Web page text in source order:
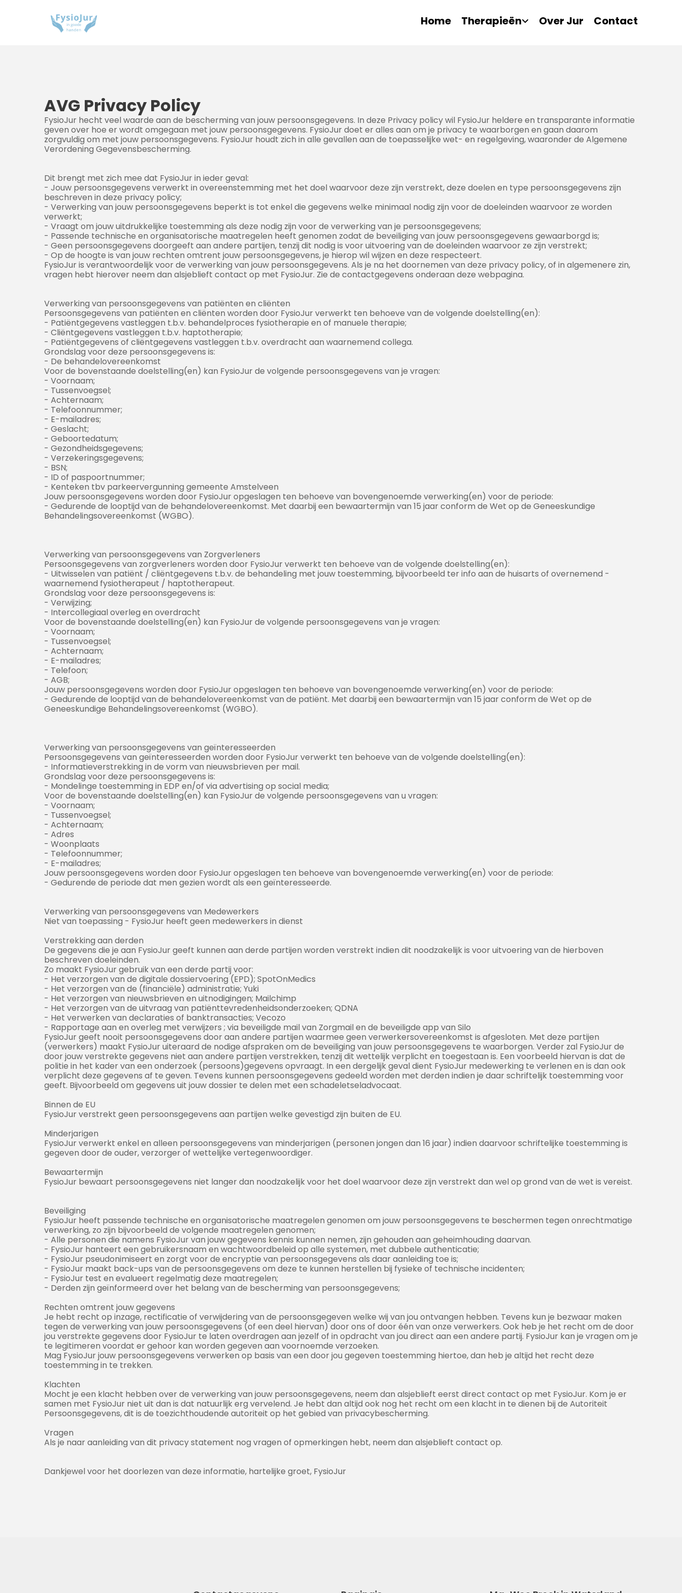
Home Therapieën Over Jur Contact
AVG Privacy Policy
FysioJur hecht veel waarde aan de bescherming van jouw persoonsgegevens. In deze Privacy policy wil FysioJur heldere en transparante informatie
geven over hoe er wordt omgegaan met jouw persoonsgegevens. FysioJur doet er alles aan om je privacy te waarborgen en gaan daarom
zorgvuldig om met jouw persoonsgegevens. FysioJur houdt zich in alle gevallen aan de toepasselijke wet- en regelgeving, waaronder de Algemene
Verordening Gegevensbescherming.
Dit brengt met zich mee dat FysioJur in ieder geval:
- Jouw persoonsgegevens verwerkt in overeenstemming met het doel waarvoor deze zijn verstrekt, deze doelen en type persoonsgegevens zijn
beschreven in deze privacy policy;
- Verwerking van jouw persoonsgegevens beperkt is tot enkel die gegevens welke minimaal nodig zijn voor de doeleinden waarvoor ze worden
verwerkt;
- Vraagt om jouw uitdrukkelijke toestemming als deze nodig zijn voor de verwerking van je persoonsgegevens;
- Passende technische en organisatorische maatregelen heeft genomen zodat de beveiliging van jouw persoonsgegevens gewaarborgd is;
- Geen persoonsgegevens doorgeeft aan andere partijen, tenzij dit nodig is voor uitvoering van de doeleinden waarvoor ze zijn verstrekt;
- Op de hoogte is van jouw rechten omtrent jouw persoonsgegevens, je hierop wil wijzen en deze respecteert.
FysioJur is verantwoordelijk voor de verwerking van jouw persoonsgegevens. Als je na het doornemen van deze privacy policy, of in algemenere zin,
vragen hebt hierover neem dan alsjeblieft contact op met FysioJur. Zie de contactgegevens onderaan deze webpagina.
Verwerking van persoonsgegevens van patiënten en cliënten
Persoonsgegevens van patiënten en cliënten worden door FysioJur verwerkt ten behoeve van de volgende doelstelling(en):
- Patiëntgegevens vastleggen t.b.v. behandelproces fysiotherapie en of manuele therapie;
- Cliëntgegevens vastleggen t.b.v. haptotherapie;
- Patiëntgegevens of cliëntgegevens vastleggen t.b.v. overdracht aan waarnemend collega.
Grondslag voor deze persoonsgegevens is:
- De behandelovereenkomst
Voor de bovenstaande doelstelling(en) kan FysioJur de volgende persoonsgegevens van je vragen:
- Voornaam;
- Tussenvoegsel;
- Achternaam;
- Telefoonnummer;
- E-mailadres;
- Geslacht;
- Geboortedatum;
- Gezondheidsgegevens;
- Verzekeringsgegevens;
- BSN;
- ID of paspoortnummer;
- Kenteken tbv parkeervergunning gemeente Amstelveen
Jouw persoonsgegevens worden door FysioJur opgeslagen ten behoeve van bovengenoemde verwerking(en) voor de periode:
- Gedurende de looptijd van de behandelovereenkomst. Met daarbij een bewaartermijn van 15 jaar conform de Wet op de Geneeskundige
Behandelingsovereenkomst (WGBO).
Verwerking van persoonsgegevens van Zorgverleners
Persoonsgegevens van zorgverleners worden door FysioJur verwerkt ten behoeve van de volgende doelstelling(en):
- Uitwisselen van patiënt / cliëntgegevens t.b.v. de behandeling met jouw toestemming, bijvoorbeeld ter info aan de huisarts of overnemend -
waarnemend fysiotherapeut / haptotherapeut.
Grondslag voor deze persoonsgegevens is:
- Verwijzing;
- Intercollegiaal overleg en overdracht
Voor de bovenstaande doelstelling(en) kan FysioJur de volgende persoonsgegevens van je vragen:
- Voornaam;
- Tussenvoegsel;
- Achternaam;
- E-mailadres;
- Telefoon;
- AGB;
Jouw persoonsgegevens worden door FysioJur opgeslagen ten behoeve van bovengenoemde verwerking(en) voor de periode:
- Gedurende de looptijd van de behandelovereenkomst van de patiënt. Met daarbij een bewaartermijn van 15 jaar conform de Wet op de
Geneeskundige Behandelingsovereenkomst (WGBO).
Verwerking van persoonsgegevens van geïnteresseerden
Persoonsgegevens van geïnteresseerden worden door FysioJur verwerkt ten behoeve van de volgende doelstelling(en):
- Informatieverstrekking in de vorm van nieuwsbrieven per mail.
Grondslag voor deze persoonsgegevens is:
- Mondelinge toestemming in EDP en/of via advertising op social media;
Voor de bovenstaande doelstelling(en) kan FysioJur de volgende persoonsgegevens van u vragen:
- Voornaam;
- Tussenvoegsel;
- Achternaam;
- Adres
- Woonplaats
- Telefoonnummer;
- E-mailadres;
Jouw persoonsgegevens worden door FysioJur opgeslagen ten behoeve van bovengenoemde verwerking(en) voor de periode:
- Gedurende de periode dat men gezien wordt als een geïnteresseerde.
Verwerking van persoonsgegevens van Medewerkers
Niet van toepassing - FysioJur heeft geen medewerkers in dienst
Verstrekking aan derden
De gegevens die je aan FysioJur geeft kunnen aan derde partijen worden verstrekt indien dit noodzakelijk is voor uitvoering van de hierboven
beschreven doeleinden.
Zo maakt FysioJur gebruik van een derde partij voor:
- Het verzorgen van de digitale dossiervoering (EPD); SpotOnMedics
- Het verzorgen van de (financiële) administratie; Yuki
- Het verzorgen van nieuwsbrieven en uitnodigingen; Mailchimp
- Het verzorgen van de uitvraag van patiënttevredenheidsonderzoeken; QDNA
- Het verwerken van declaraties of banktransacties; Vecozo
- Rapportage aan en overleg met verwijzers ; via beveiligde mail van Zorgmail en de beveiligde app van Silo
FysioJur geeft nooit persoonsgegevens door aan andere partijen waarmee geen verwerkersovereenkomst is afgesloten. Met deze partijen
(verwerkers) maakt FysioJur uiteraard de nodige afspraken om de beveiliging van jouw persoonsgegevens te waarborgen. Verder zal FysioJur de
door jouw verstrekte gegevens niet aan andere partijen verstrekken, tenzij dit wettelijk verplicht en toegestaan is. Een voorbeeld hiervan is dat de
politie in het kader van een onderzoek (persoons)gegevens opvraagt. In een dergelijk geval dient FysioJur medewerking te verlenen en is dan ook
verplicht deze gegevens af te geven. Tevens kunnen persoonsgegevens gedeeld worden met derden indien je daar schriftelijk toestemming voor
geeft. Bijvoorbeeld om gegevens uit jouw dossier te delen met een schadeletseladvocaat.
Binnen de EU
FysioJur verstrekt geen persoonsgegevens aan partijen welke gevestigd zijn buiten de EU.
Minderjarigen
FysioJur verwerkt enkel en alleen persoonsgegevens van minderjarigen (personen jongen dan 16 jaar) indien daarvoor schriftelijke toestemming is
gegeven door de ouder, verzorger of wettelijke vertegenwoordiger.
Bewaartermijn
FysioJur bewaart persoonsgegevens niet langer dan noodzakelijk voor het doel waarvoor deze zijn verstrekt dan wel op grond van de wet is vereist.
Beveiliging
FysioJur heeft passende technische en organisatorische maatregelen genomen om jouw persoonsgegevens te beschermen tegen onrechtmatige
verwerking, zo zijn bijvoorbeeld de volgende maatregelen genomen;
- Alle personen die namens FysioJur van jouw gegevens kennis kunnen nemen, zijn gehouden aan geheimhouding daarvan.
- FysioJur hanteert een gebruikersnaam en wachtwoordbeleid op alle systemen, met dubbele authenticatie;
- FysioJur pseudonimiseert en zorgt voor de encryptie van persoonsgegevens als daar aanleiding toe is;
- FysioJur maakt back-ups van de persoonsgegevens om deze te kunnen herstellen bij fysieke of technische incidenten;
- FysioJur test en evalueert regelmatig deze maatregelen;
- Derden zijn geïnformeerd over het belang van de bescherming van persoonsgegevens;
Rechten omtrent jouw gegevens
Je hebt recht op inzage, rectificatie of verwijdering van de persoonsgegeven welke wij van jou ontvangen hebben. Tevens kun je bezwaar maken
tegen de verwerking van jouw persoonsgegevens (of een deel hiervan) door ons of door één van onze verwerkers. Ook heb je het recht om de door
jou verstrekte gegevens door FysioJur te laten overdragen aan jezelf of in opdracht van jou direct aan een andere partij. FysioJur kan je vragen om je
te legitimeren voordat er gehoor kan worden gegeven aan voornoemde verzoeken.
Mag FysioJur jouw persoonsgegevens verwerken op basis van een door jou gegeven toestemming hiertoe, dan heb je altijd het recht deze
toestemming in te trekken.
Klachten
Mocht je een klacht hebben over de verwerking van jouw persoonsgegevens, neem dan alsjeblieft eerst direct contact op met FysioJur. Kom je er
samen met FysioJur niet uit dan is dat natuurlijk erg vervelend. Je hebt dan altijd ook nog het recht om een klacht in te dienen bij de Autoriteit
Persoonsgegevens, dit is de toezichthoudende autoriteit op het gebied van privacybescherming.
Vragen
Als je naar aanleiding van dit privacy statement nog vragen of opmerkingen hebt, neem dan alsjeblieft contact op.
Dankjewel voor het doorlezen van deze informatie, hartelijke groet, FysioJur